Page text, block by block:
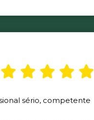
sério, competente